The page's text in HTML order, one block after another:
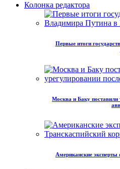
Колонка редактора
Первые итоги
Москва и Баку поставили
Американские эксперты